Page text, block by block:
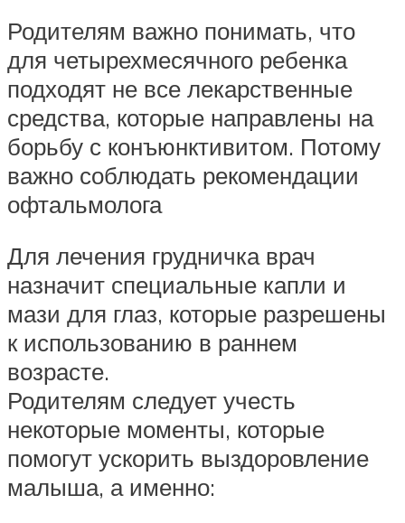
Родителям важно понимать, что
для четырехмесячного ребенка
подходят не все лекарственные
средства, которые направлены на
борьбу с конъюнктивитом. Потому
важно соблюдать рекомендации
офтальмолога
Для лечения грудничка врач
назначит специальные капли и
мази для глаз, которые разрешены
к использованию в раннем
возрасте.
Родителям следует учесть
некоторые моменты, которые
помогут ускорить выздоровление
малыша, а именно: